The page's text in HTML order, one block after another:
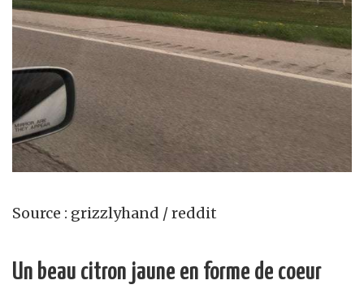
Source : grizzlyhand / reddit
Un beau citron jaune en forme de coeur